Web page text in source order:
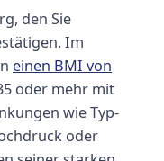
den Sie
Im
einen BMI von
oder mehr mit
wie Typ-
oder